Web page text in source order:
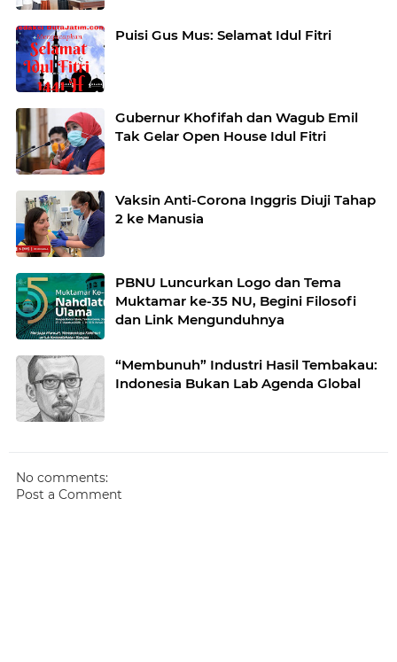
Puisi Gus Mus: Selamat Idul Fitri
Gubernur Khofifah dan Wagub Emil
Tak Gelar Open House Idul Fitri
Vaksin Anti-Corona Inggris Diuji Tahap
2 ke Manusia
PBNU Luncurkan Logo dan Tema
Muktamar ke-35 NU, Begini Filosofi
dan Link Mengunduhnya
“Membunuh” Industri Hasil Tembakau:
Indonesia Bukan Lab Agenda Global
No comments:
Post a Comment